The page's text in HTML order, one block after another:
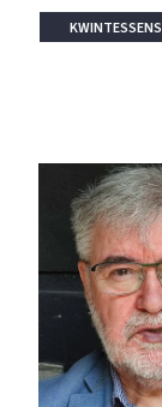
KWINTESSENS